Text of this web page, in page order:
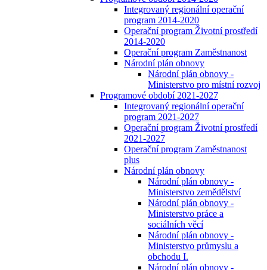
Integrovaný regionální operační
program 2014-2020
Operační program Životní prostředí
2014-2020
Operační program Zaměstnanost
Národní plán obnovy
Národní plán obnovy -
Ministerstvo pro místní rozvoj
Programové období 2021-2027
Integrovaný regionální operační
program 2021-2027
Operační program Životní prostředí
2021-2027
Operační program Zaměstnanost
plus
Národní plán obnovy
Národní plán obnovy -
Ministerstvo zemědělství
Národní plán obnovy -
Ministerstvo práce a
sociálních věcí
Národní plán obnovy -
Ministerstvo průmyslu a
obchodu I.
Národní plán obnovy -